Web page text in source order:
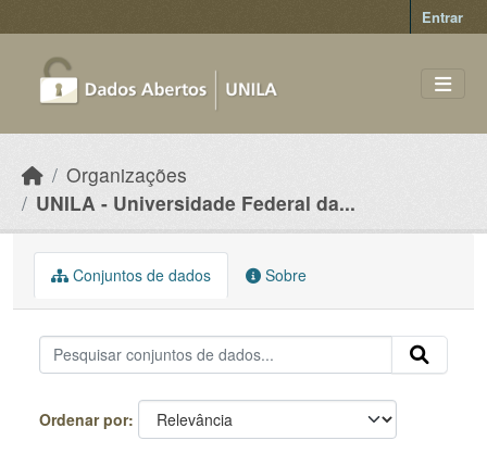
Entrar
Organizações
UNILA - Universidade Federal da...
Conjuntos de dados Sobre
Ordenar por